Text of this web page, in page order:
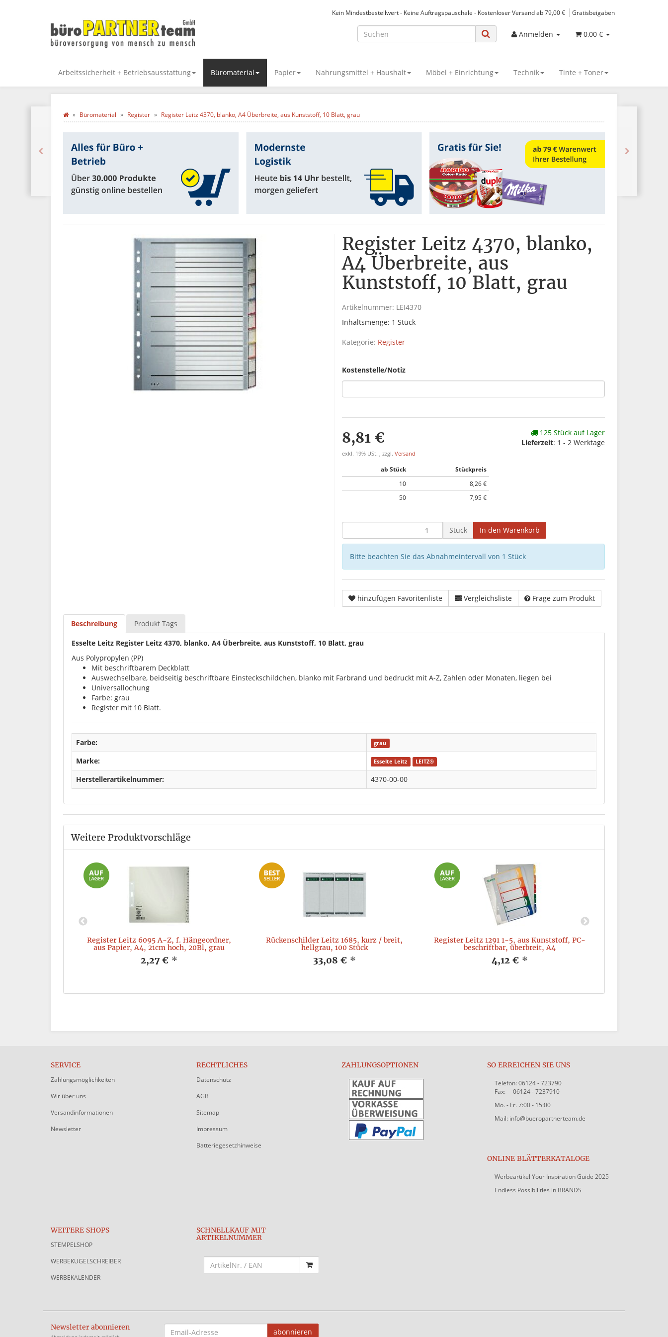
Kein Mindestbestellwert - Keine Auftragspauschale - Kostenloser Versand ab 79,00 € Gratisbeigaben
Anmelden 0,00 €
Arbeitssicherheit + Betriebsausstattung Büromaterial Papier Nahrungsmittel + Haushalt Möbel + Einrichtung Technik Tinte + Toner
Büromaterial Register Register Leitz 4370, blanko, A4 Überbreite, aus Kunststoff, 10 Blatt, grau
Register Leitz 4370, blanko,
A4 Überbreite, aus
Kunststoff, 10 Blatt, grau
Artikelnummer: LEI4370
Inhaltsmenge: 1 Stück
Kategorie: Register
Kostenstelle/Notiz
8,81 €
exkl. 19% USt. , zzgl. Versand
ab Stück
Stückpreis
10
8,26 €
50
7,95 €
125 Stück auf Lager
Lieferzeit: 1 - 2 Werktage
Stück In den Warenkorb
Bitte beachten Sie das Abnahmeintervall von 1 Stück
hinzufügen Favoritenliste Vergleichsliste Frage zum Produkt
Beschreibung Produkt Tags
Esselte Leitz Register Leitz 4370, blanko, A4 Überbreite, aus Kunststoff, 10 Blatt, grau
Aus Polypropylen (PP)
Mit beschriftbarem Deckblatt
Auswechselbare, beidseitig beschriftbare Einsteckschildchen, blanko mit Farbrand und bedruckt mit A-Z, Zahlen oder Monaten, liegen bei
Universallochung
Farbe: grau
Register mit 10 Blatt.
Farbe: grau
Marke: Esselte Leitz LEITZ®
Herstellerartikelnummer: 4370-00-00
Weitere Produktvorschläge
Register Leitz 6095 A-Z, f. Hängeordner,
aus Papier, A4, 21cm hoch, 20Bl, grau
2,27 € *
Rückenschilder Leitz 1685, kurz / breit,
hellgrau, 100 Stück
33,08 € *
Register Leitz 1291 1-5, aus Kunststoff, PC-
beschriftbar, überbreit, A4
4,12 € *
SERVICE
Zahlungsmöglichkeiten
Wir über uns
Versandinformationen
Newsletter
RECHTLICHES
Datenschutz
AGB
Sitemap
Impressum
Batteriegesetzhinweise
ZAHLUNGSOPTIONEN SO ERREICHEN SIE UNS
Telefon: 06124 - 723790
Fax: 06124 - 7237910
Mo. - Fr. 7:00 - 15:00
Mail: info@bueropartnerteam.de
ONLINE BLÄTTERKATALOGE
Werbeartikel Your Inspiration Guide 2025
Endless Possibilities in BRANDS
WEITERE SHOPS
STEMPELSHOP
WERBEKUGELSCHREIBER
WERBEKALENDER
SCHNELLKAUF MIT
ARTIKELNUMMER
Newsletter abonnieren
EMAIL-
abonnieren